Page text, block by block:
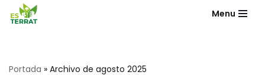
Menu
Portada » Archivo de agosto 2025